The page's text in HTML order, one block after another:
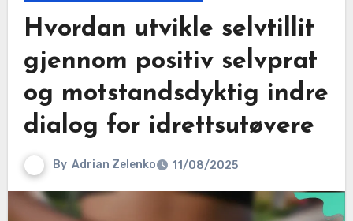
Hvordan utvikle selvtillit
gjennom positiv selvprat
og motstandsdyktig indre
dialog for idrettsutøvere
By Adrian Zelenko 11/08/2025